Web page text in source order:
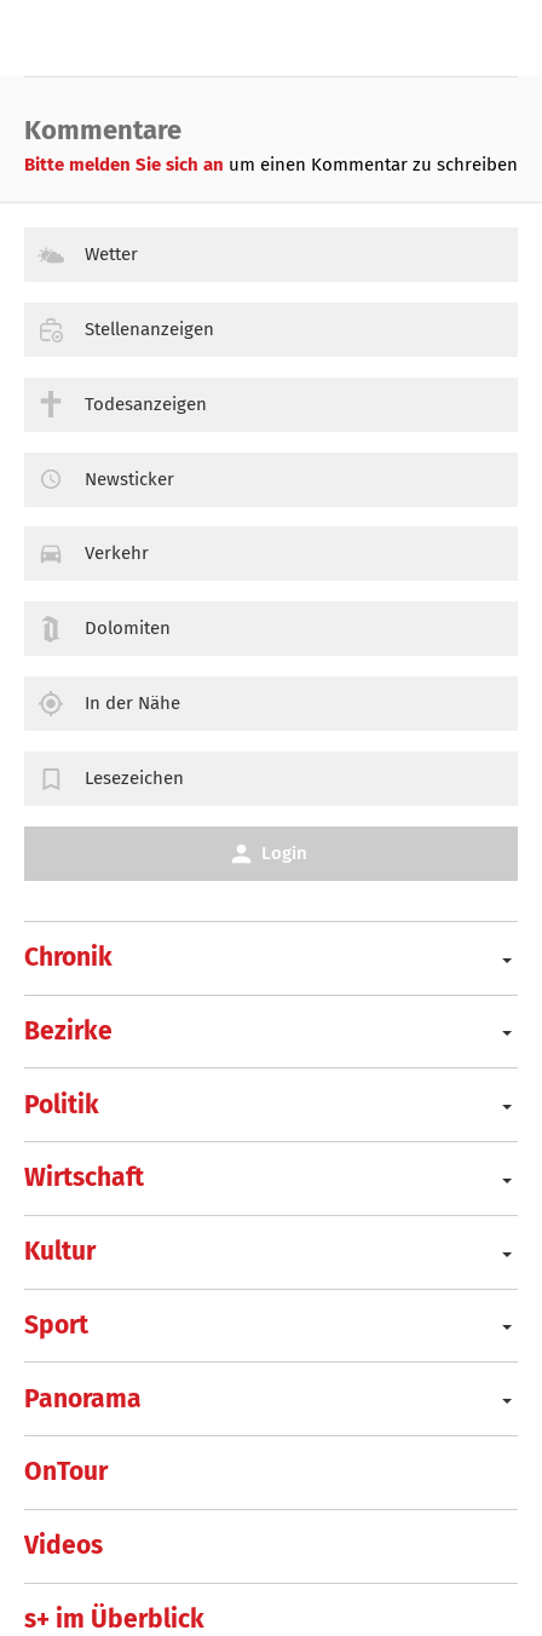
Kommentare
Bitte melden Sie sich an um einen Kommentar zu schreiben
Chronik
Bezirke
Politik
Wirtschaft
Kultur
Sport
Panorama
OnTour
Videos
s+ im Überblick
Wetter
Stellenanzeigen
Todesanzeigen
Newsticker
Verkehr
Dolomiten
In der Nähe
Lesezeichen
Login